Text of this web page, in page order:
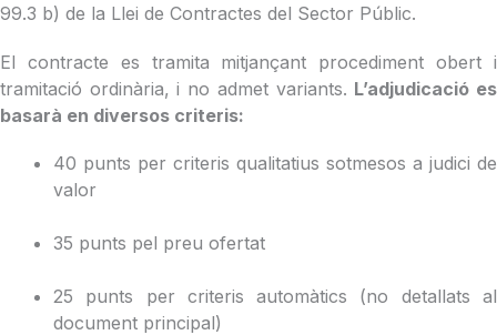
99.3 b) de la Llei de Contractes del Sector Públic.
El contracte es tramita mitjançant procediment obert i
tramitació ordinària, i no admet variants. L’adjudicació es
basarà en diversos criteris:
40 punts per criteris qualitatius sotmesos a judici de
valor
35 punts pel preu ofertat
25 punts per criteris automàtics (no detallats al
document principal)